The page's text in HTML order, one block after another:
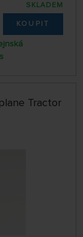
SKLADEM
KOUPIT
Tractor